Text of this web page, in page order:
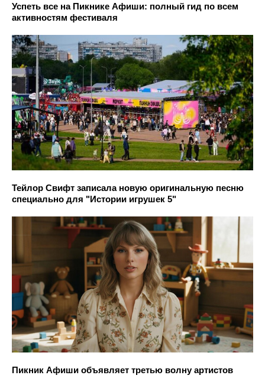
Успеть все на Пикнике Афиши: полный гид по всем
активностям фестиваля
Тейлор Свифт записала новую оригинальную песню
специально для "Истории игрушек 5"
Пикник Афиши объявляет третью волну артистов